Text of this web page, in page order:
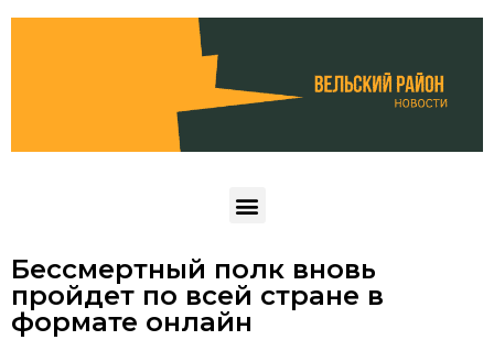
Бессмертный полк вновь
пройдет по всей стране в
формате онлайн